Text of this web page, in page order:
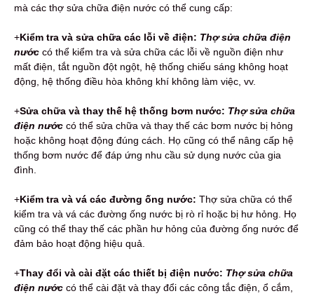
mà các thợ sửa chữa điện nước có thể cung cấp:
+Kiểm tra và sửa chữa các lỗi về điện: Thợ sửa chữa điện
nước có thể kiểm tra và sửa chữa các lỗi về nguồn điện như
mất điện, tắt nguồn đột ngột, hệ thống chiếu sáng không hoạt
động, hệ thống điều hòa không khí không làm việc, vv.
+Sửa chữa và thay thế hệ thống bơm nước: Thợ sửa chữa
điện nước có thể sửa chữa và thay thế các bơm nước bị hỏng
hoặc không hoạt động đúng cách. Họ cũng có thể nâng cấp hệ
thống bơm nước để đáp ứng nhu cầu sử dụng nước của gia
đình.
+Kiểm tra và vá các đường ống nước: Thợ sửa chữa có thể
kiểm tra và vá các đường ống nước bị rò rỉ hoặc bị hư hỏng. Họ
cũng có thể thay thế các phần hư hỏng của đường ống nước để
đảm bảo hoạt động hiệu quả.
+Thay đổi và cài đặt các thiết bị điện nước: Thợ sửa chữa
điện nước có thể cài đặt và thay đổi các công tắc điện, ổ cắm,